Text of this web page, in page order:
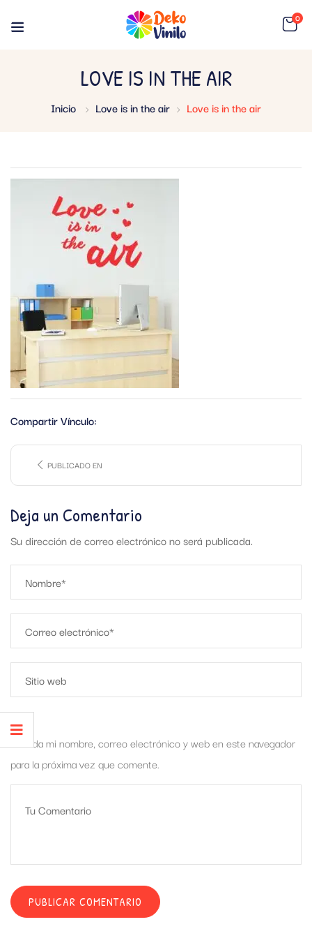
0
LOVE IS IN THE AIR
Inicio Love is in the air Love is in the air
Compartir Vínculo:
PUBLICADO EN
Deja un Comentario
Su dirección de correo electrónico no será publicada.
Guarda mi nombre, correo electrónico y web en este navegador
para la próxima vez que comente.